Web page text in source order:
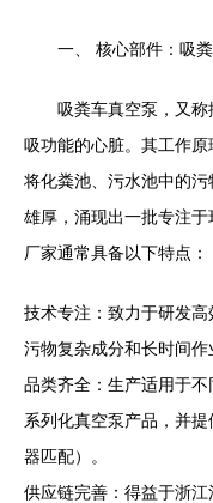
一、 核心部件：吸
吸粪车真空泵，又
吸功能的心脏。其工作原
将化粪池、污水池中的
雄厚，涌现出一批专注
厂家通常具备以下特点：
技术专注：致力于研发
污物复杂成分和长时间作
品类齐全：生产适用于
系列化真空泵产品，并
器匹配）。
供应链完善：得益于浙